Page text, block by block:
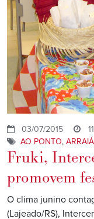
03/07/2015
AO PONTO, ARRAIÁ
Fruki,
promovem
O clima junino
(Lajeado/RS),